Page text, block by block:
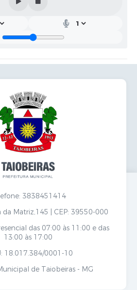
3838451414
da Matriz,145 | CEP: 39550-000
das 07:00 às 11:00 e das
13:00 às 17:00
18.017.384/0001-10
de Taiobeiras - MG